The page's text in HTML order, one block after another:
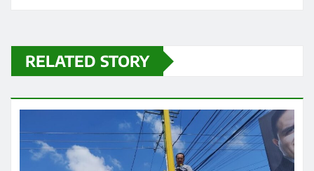
RELATED STORY